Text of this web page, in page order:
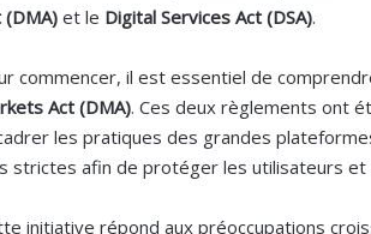
(DMA) et le Digital Services Act (DSA).
commencer, il est essentiel de
Act (DMA). Ces deux règlements ont
les pratiques des grandes
strictes afin de protéger les utilisateurs et
initiative répond aux préoccupations